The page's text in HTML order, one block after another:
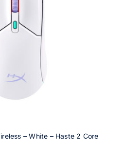
– White – Haste 2 Core